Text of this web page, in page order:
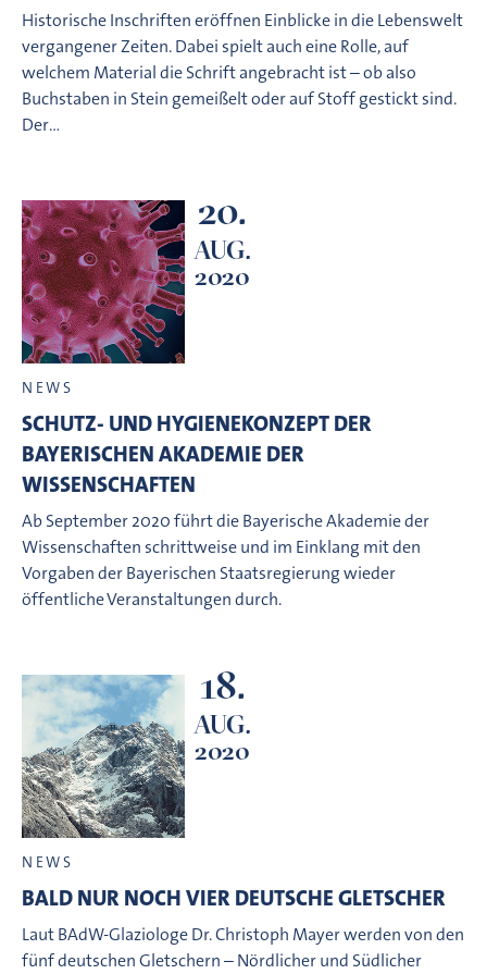
Historische Inschriften eröffnen Einblicke in die Lebenswelt
vergangener Zeiten. Dabei spielt auch eine Rolle, auf
welchem Material die Schrift angebracht ist – ob also
Buchstaben in Stein gemeißelt oder auf Stoff gestickt sind.
Der…
20.
AUG.
2020
NEWS
SCHUTZ- UND HYGIENEKONZEPT DER
BAYERISCHEN AKADEMIE DER
WISSENSCHAFTEN
Ab September 2020 führt die Bayerische Akademie der
Wissenschaften schrittweise und im Einklang mit den
Vorgaben der Bayerischen Staatsregierung wieder
öffentliche Veranstaltungen durch.
18.
AUG.
2020
NEWS
BALD NUR NOCH VIER DEUTSCHE GLETSCHER
Laut BAdW-Glaziologe Dr. Christoph Mayer werden von den
fünf deutschen Gletschern – Nördlicher und Südlicher